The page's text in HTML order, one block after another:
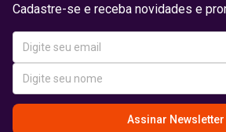
Cadastre-se e receba novidades e
Assinar Newsletter